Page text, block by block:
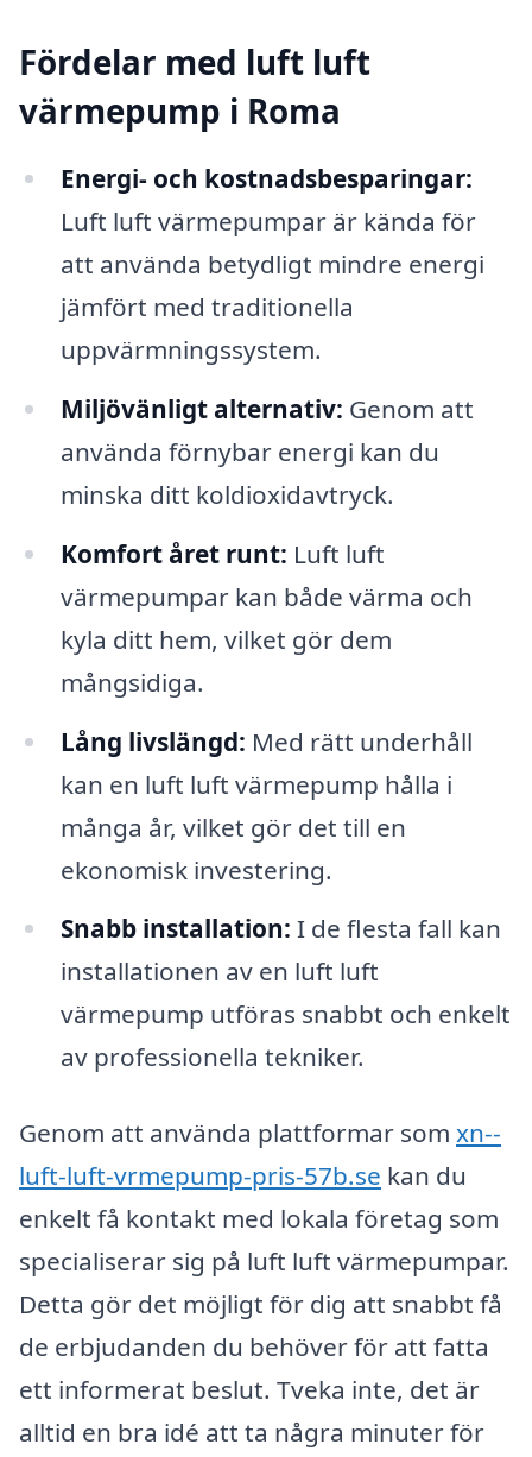
Fördelar med luft luft
värmepump i Roma
Energi- och kostnadsbesparingar:
Luft luft värmepumpar är kända för
att använda betydligt mindre energi
jämfört med traditionella
uppvärmningssystem.
Miljövänligt alternativ: Genom att
använda förnybar energi kan du
minska ditt koldioxidavtryck.
Komfort året runt: Luft luft
värmepumpar kan både värma och
kyla ditt hem, vilket gör dem
mångsidiga.
Lång livslängd: Med rätt underhåll
kan en luft luft värmepump hålla i
många år, vilket gör det till en
ekonomisk investering.
Snabb installation: I de flesta fall kan
installationen av en luft luft
värmepump utföras snabbt och enkelt
av professionella tekniker.
Genom att använda plattformar som xn--
luft-luft-vrmepump-pris-57b.se kan du
enkelt få kontakt med lokala företag som
specialiserar sig på luft luft värmepumpar.
Detta gör det möjligt för dig att snabbt få
de erbjudanden du behöver för att fatta
ett informerat beslut. Tveka inte, det är
alltid en bra idé att ta några minuter för